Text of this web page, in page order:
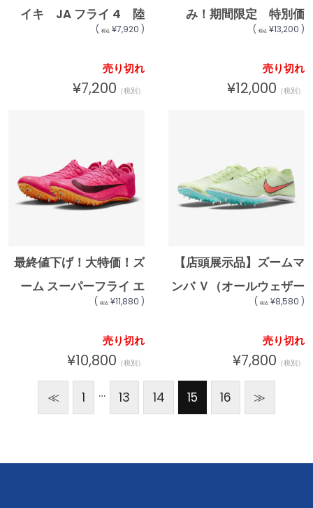
イキ JA フライ 4 陸
上スパイク nike トラ
ックアンドフィールド ス
プリンティング スパイ
(税込 ¥7,920 )
売り切れ
¥7,200 （税別）
み！期間限定 特別価
格！エア ズーム ビクト
リー (オールウェザー専
用) 陸上スパイク
( 税込 ¥13,200 )
売り切れ
¥12,000 （税別）
最終値下げ！大特価！ズ
ーム スーパーフライ エ
リート 2 陸上スパイク
(オールウェザー専
用)★16500
(税込 ¥11,880 )
売り切れ
¥10,800 （税別）
【店頭展示品】ズームマ
ンバ Ｖ（オールウェザー
専用）AJ1697-700
★12000
( 税込 ¥8,580 )
売り切れ
¥7,800 （税別）
≪ 1 … 13 14 15 16 ≫